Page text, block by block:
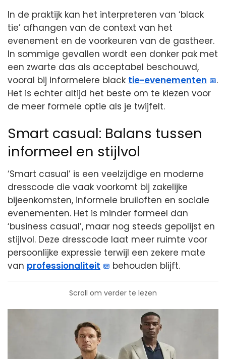
In de praktijk kan het interpreteren van ‘black
tie’ afhangen van de context van het
evenement en de voorkeuren van de gastheer.
In sommige gevallen wordt een donker pak met
een zwarte das als acceptabel beschouwd,
vooral bij informelere black tie-evenementen
.
Het is echter altijd het beste om te kiezen voor
de meer formele optie als je twijfelt.
Smart casual: Balans tussen
informeel en stijlvol
‘Smart casual’ is een veelzijdige en moderne
dresscode die vaak voorkomt bij zakelijke
bijeenkomsten, informele bruiloften en sociale
evenementen. Het is minder formeel dan
‘business casual’, maar nog steeds gepolijst en
stijlvol. Deze dresscode laat meer ruimte voor
persoonlijke expressie terwijl een zekere mate
van professionaliteit behouden blijft.
Scroll om verder te lezen